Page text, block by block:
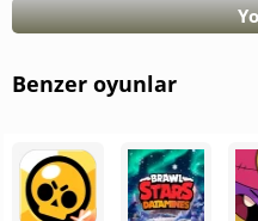
zor durumlarda takımı
savaşçı haline gelir.
Benzer oyunlar